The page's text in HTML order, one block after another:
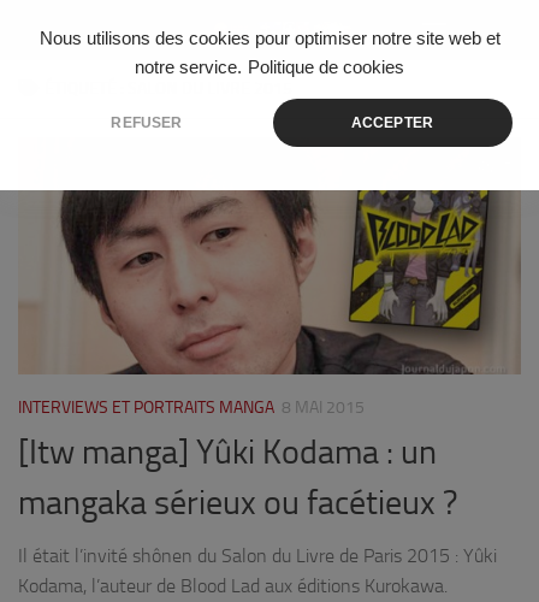
Nous utilisons des cookies pour optimiser notre site web et
notre service. Politique de cookies
REFUSER ACCEPTER
Skip to content
INTERVIEWS ET PORTRAITS MANGA 8 MAI 2015
[Itw manga] Yûki Kodama : un
mangaka sérieux ou facétieux ?
Il était l’invité shônen du Salon du Livre de Paris 2015 : Yûki
Kodama, l’auteur de Blood Lad aux éditions Kurokawa.